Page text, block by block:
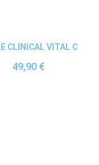
Ver producto
CLINICAL VITAL C
49,90 €